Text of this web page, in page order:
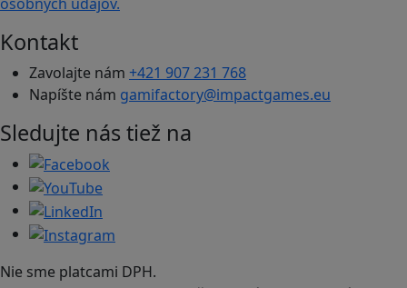
Kontakt
Zavolajte nám +421 907 231 768
Napíšte nám gamifactory@impactgames.eu
Sledujte nás tiež na
Nie sme platcami DPH.